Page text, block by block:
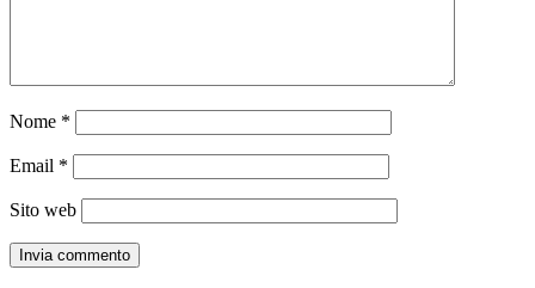
Nome *
Email *
Sito web